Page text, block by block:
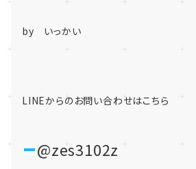
by いっかい
LINEからのお問い合わせはこちら
@zes3102z